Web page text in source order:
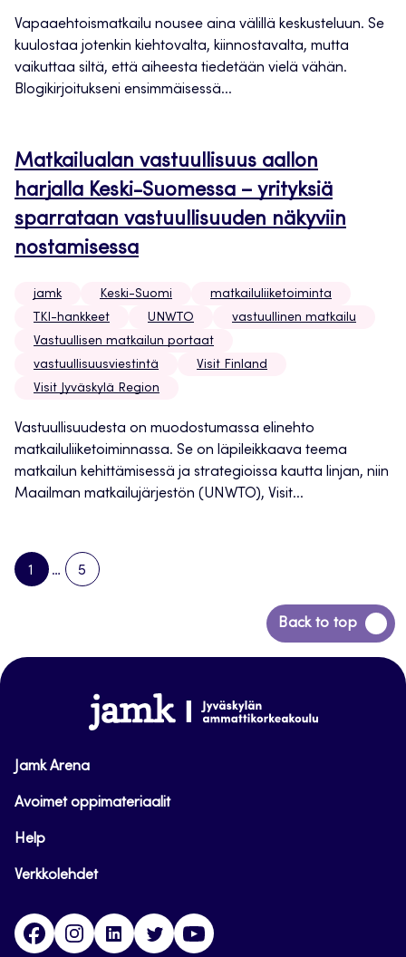
Vapaaehtoismatkailu nousee aina välillä keskusteluun. Se
kuulostaa jotenkin kiehtovalta, kiinnostavalta, mutta
vaikuttaa siltä, että aiheesta tiedetään vielä vähän.
Blogikirjoitukseni ensimmäisessä...
Matkailualan vastuullisuus aallon
harjalla Keski-Suomessa – yrityksiä
sparrataan vastuullisuuden näkyviin
nostamisessa
jamk Keski-Suomi
matkailuliiketoiminta
TKI-hankkeet
UNWTO
vastuullinen matkailu
Vastuullisen matkailun portaat
vastuullisuusviestintä
Visit Finland
Visit Jyväskylä Region
Vastuullisuudesta on muodostumassa elinehto
matkailuliiketoiminnassa. Se on läpileikkaava teema
matkailun kehittämisessä ja strategioissa kautta linjan, niin
Maailman matkailujärjestön (UNWTO), Visit...
PAGE
1
…
PAGE
5
Back to top
Siirry
takaisin
www.jamk.fi
Jamk Arena
Avoimet oppimateriaalit
Help
Verkkolehdet
FacebookInstagramLinkedinTwitter